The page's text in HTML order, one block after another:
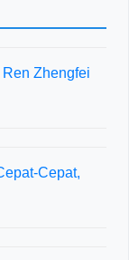
Zhengfei
Cepat,